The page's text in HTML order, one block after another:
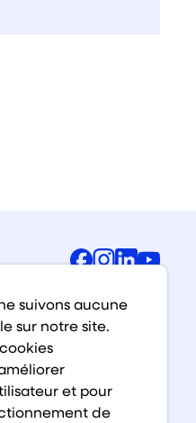
Facebook
suivons aucune
sur notre site.
et pour
de